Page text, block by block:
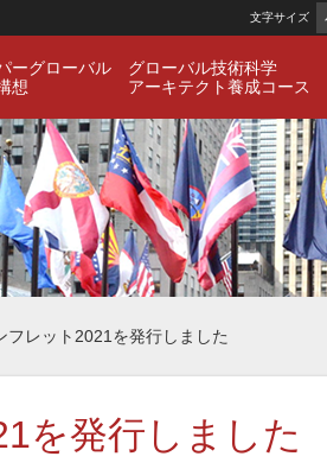
文字サイズ
ーグローバル
想
グローバル技術科学
アーキテクト養成コース
フレット2021を発行しました
を発行しました